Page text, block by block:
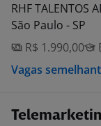
RHF TALENTOS
São Paulo - SP
R$ 1.990,00
Vagas